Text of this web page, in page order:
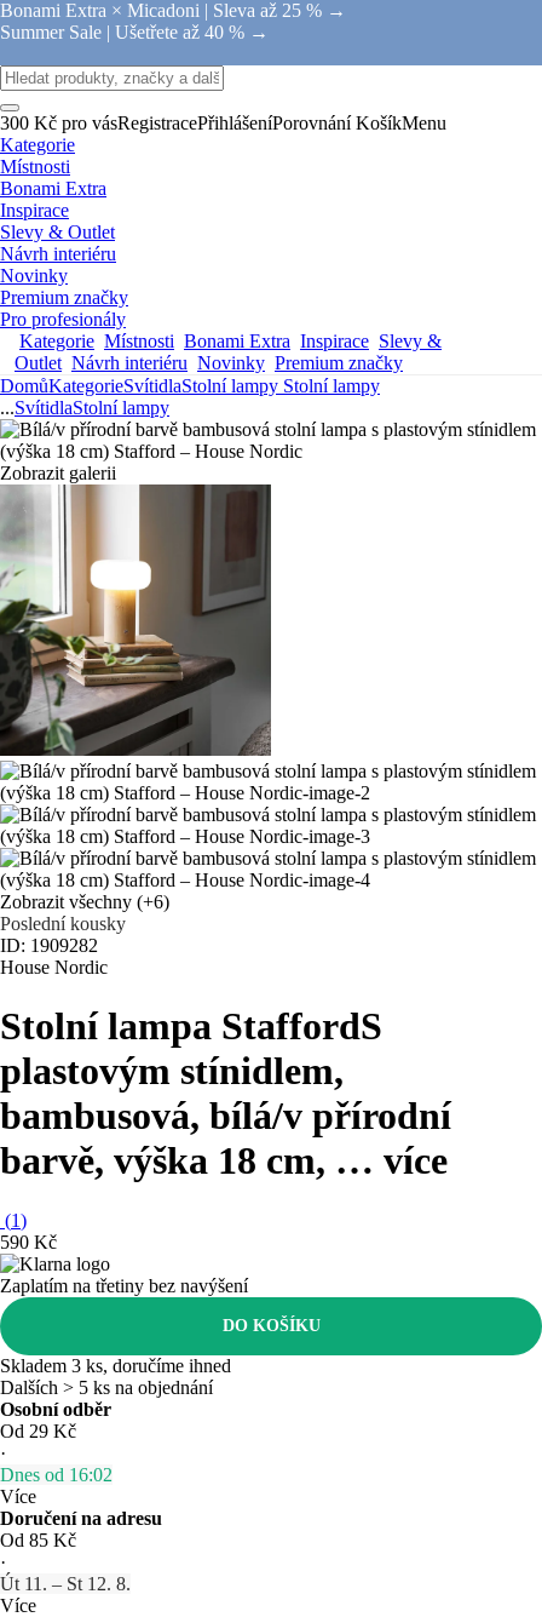
Bonami Extra × Micadoni | Sleva až 25 % →
Summer Sale | Ušetřete až 40 % →
300 Kč pro vásRegistracePřihlášeníPorovnání KošíkMenu
Kategorie
Místnosti
Bonami Extra
Inspirace
Slevy & Outlet
Návrh interiéru
Novinky
Premium značky
Pro profesionály
Kategorie Místnosti Bonami Extra Inspirace Slevy &
Outlet Návrh interiéru Novinky Premium značky
DomůKategorieSvítidlaStolní lampy Stolní lampy
...SvítidlaStolní lampy
Zobrazit galerii
Zobrazit všechny (+6)
Poslední kousky
ID: 1909282
House Nordic
Stolní lampa StaffordS
plastovým stínidlem,
bambusová, bílá/v přírodní
barvě, výška 18 cm, … více
(1)
590 Kč
Zaplatím na třetiny bez navýšení
DO KOŠÍKU
Skladem 3 ks, doručíme ihned
Dalších > 5 ks na objednání
Osobní odběr
Od 29 Kč
·
Dnes od 16:02
Více
Doručení na adresu
Od 85 Kč
·
Út 11. – St 12. 8.
Více